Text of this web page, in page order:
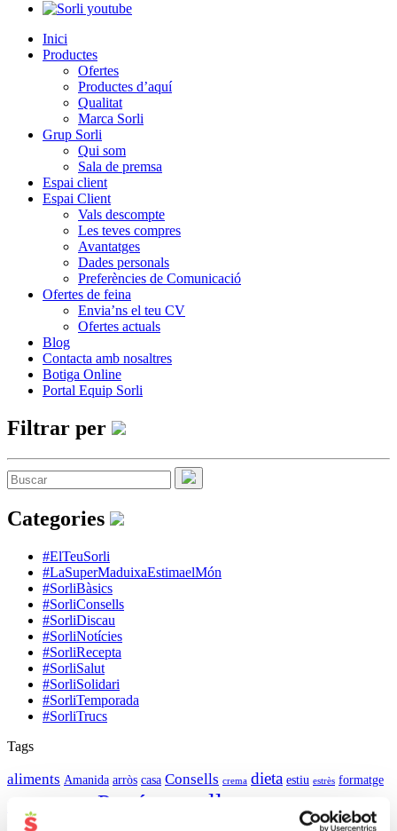
Inici
Productes
Ofertes
Productes d’aquí
Qualitat
Marca Sorli
Grup Sorli
Qui som
Sala de premsa
Espai client
Espai Client
Vals descompte
Les teves compres
Avantatges
Dades personals
Preferències de Comunicació
Ofertes de feina
Envia’ns el teu CV
Ofertes actuals
Blog
Contacta amb nosaltres
Botiga Online
Portal Equip Sorli
Filtrar per
Categories
#ElTeuSorli
#LaSuperMaduixaEstimaelMón
#SorliBàsics
#SorliConsells
#SorliDiscau
#SorliNotícies
#SorliRecepta
#SorliSalut
#SorliSolidari
#SorliTemporada
#SorliTrucs
Tags
aliments Amanida arròs casa Consells crema dieta estiu estrès formatge
Pastís pell Sopa trucs
xocolata